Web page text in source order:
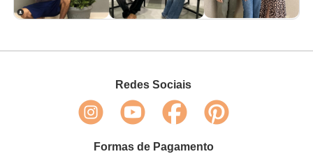
Redes Sociais
Formas de Pagamento